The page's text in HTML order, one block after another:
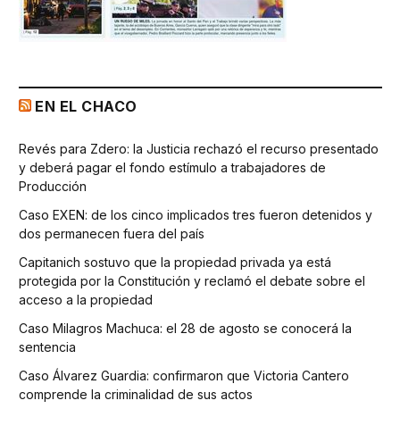
EN EL CHACO
Revés para Zdero: la Justicia rechazó el recurso presentado
y deberá pagar el fondo estímulo a trabajadores de
Producción
Caso EXEN: de los cinco implicados tres fueron detenidos y
dos permanecen fuera del país
Capitanich sostuvo que la propiedad privada ya está
protegida por la Constitución y reclamó el debate sobre el
acceso a la propiedad
Caso Milagros Machuca: el 28 de agosto se conocerá la
sentencia
Caso Álvarez Guardia: confirmaron que Victoria Cantero
comprende la criminalidad de sus actos